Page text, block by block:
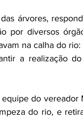
árvores,
por diversos
na calha do rio:
a realização
do
do rio, e